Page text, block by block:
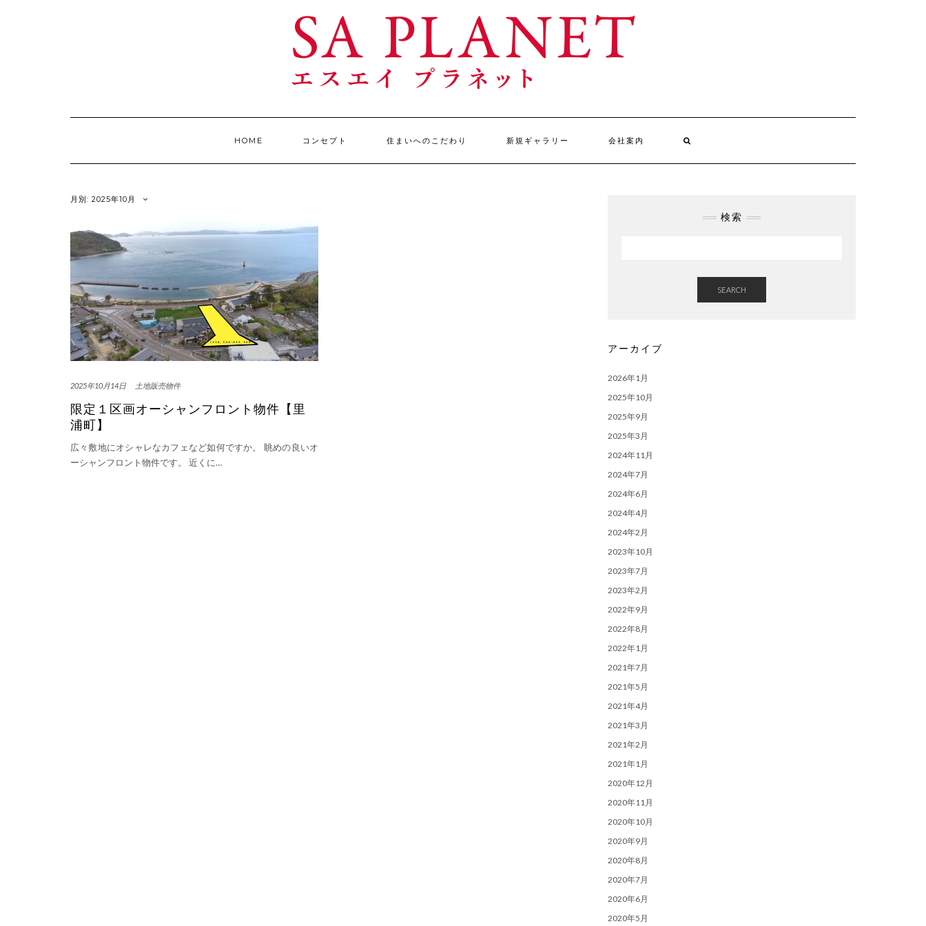
HOME コンセプト 住まいへのこだわり 新規ギャラリー 会社案内
月別: 2025年10月
2025年10月14日 土地販売物件
限定１区画オーシャンフロント物件【里
浦町】
広々敷地にオシャレなカフェなど如何ですか。 眺めの良いオ
ーシャンフロント物件です。 近くに…
検索
SEARCH
アーカイブ
2026年1月
2025年10月
2025年9月
2025年3月
2024年11月
2024年7月
2024年6月
2024年4月
2024年2月
2023年10月
2023年7月
2023年2月
2022年9月
2022年8月
2022年1月
2021年7月
2021年5月
2021年4月
2021年3月
2021年2月
2021年1月
2020年12月
2020年11月
2020年10月
2020年9月
2020年8月
2020年7月
2020年6月
2020年5月